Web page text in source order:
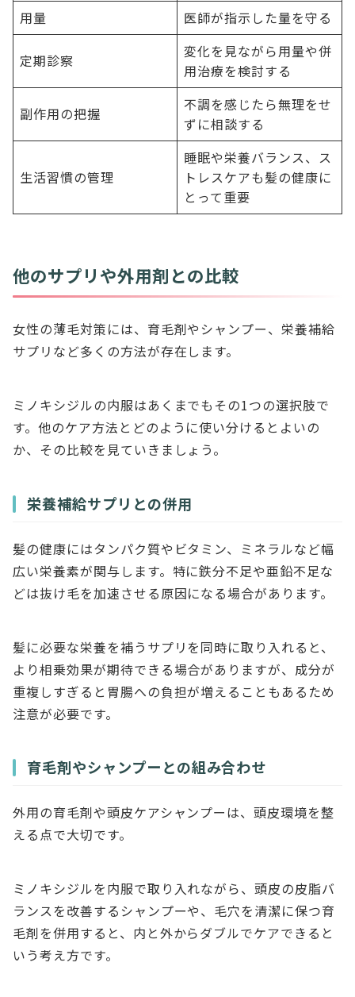
用量 医師が指示した量を守る
定期診察
変化を見ながら用量や併
用治療を検討する
副作用の把握
不調を感じたら無理をせ
ずに相談する
生活習慣の管理
睡眠や栄養バランス、ス
トレスケアも髪の健康に
とって重要
他のサプリや外用剤との比較
女性の薄毛対策には、育毛剤やシャンプー、栄養補給
サプリなど多くの方法が存在します。
ミノキシジルの内服はあくまでもその1つの選択肢で
す。他のケア方法とどのように使い分けるとよいの
か、その比較を見ていきましょう。
栄養補給サプリとの併用
髪の健康にはタンパク質やビタミン、ミネラルなど幅
広い栄養素が関与します。特に鉄分不足や亜鉛不足な
どは抜け毛を加速させる原因になる場合があります。
髪に必要な栄養を補うサプリを同時に取り入れると、
より相乗効果が期待できる場合がありますが、成分が
重複しすぎると胃腸への負担が増えることもあるため
注意が必要です。
育毛剤やシャンプーとの組み合わせ
外用の育毛剤や頭皮ケアシャンプーは、頭皮環境を整
える点で大切です。
ミノキシジルを内服で取り入れながら、頭皮の皮脂バ
ランスを改善するシャンプーや、毛穴を清潔に保つ育
毛剤を併用すると、内と外からダブルでケアできると
いう考え方です。